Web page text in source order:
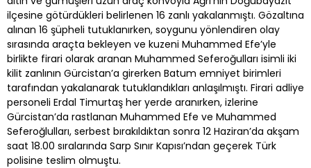
ilçesine götürdükleri belirlenen 16 zanlı yakalanmıştı. Gözaltına
alınan 16 şüpheli tutuklanırken, soygunu yönlendiren olay
sırasında araçta bekleyen ve kuzeni Muhammed Efe’yle
birlikte firari olarak aranan Muhammed Seferoğulları isimli iki
kilit zanlının Gürcistan’a girerken Batum emniyet birimleri
tarafından yakalanarak tutuklandıkları anlaşılmıştı. Firari adliye
personeli Erdal Timurtaş her yerde aranırken, izlerine
Gürcistan’da rastlanan Muhammed Efe ve Muhammed
Seferoğlulları, serbest bırakıldıktan sonra 12 Haziran’da akşam
saat 18.00 sıralarında Sarp Sınır Kapısı’ndan geçerek Türk
polisine teslim olmuştu.